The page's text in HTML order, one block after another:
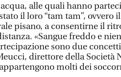
alle quali hanno
il loro “tam tam”, ovvero
pisano, a consentirne il
«Sangue freddo e
sono due
direttore della Società
molti dei